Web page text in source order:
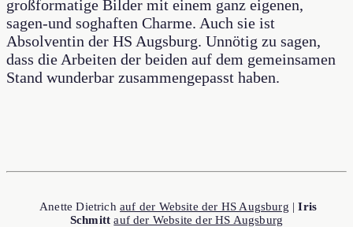
großformatige Bilder mit einem ganz eigenen,
sagen-und soghaften Charme. Auch sie ist
Absolventin der HS Augsburg. Unnötig zu sagen,
dass die Arbeiten der beiden auf dem gemeinsamen
Stand wunderbar zusammengepasst haben.
Anette Dietrichauf der Website der HS Augsburg |Iris
Schmittauf der Website der HS Augsburg